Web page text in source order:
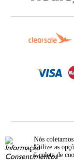
Nós
Utilize as
à coleta de
RUA JUMECY